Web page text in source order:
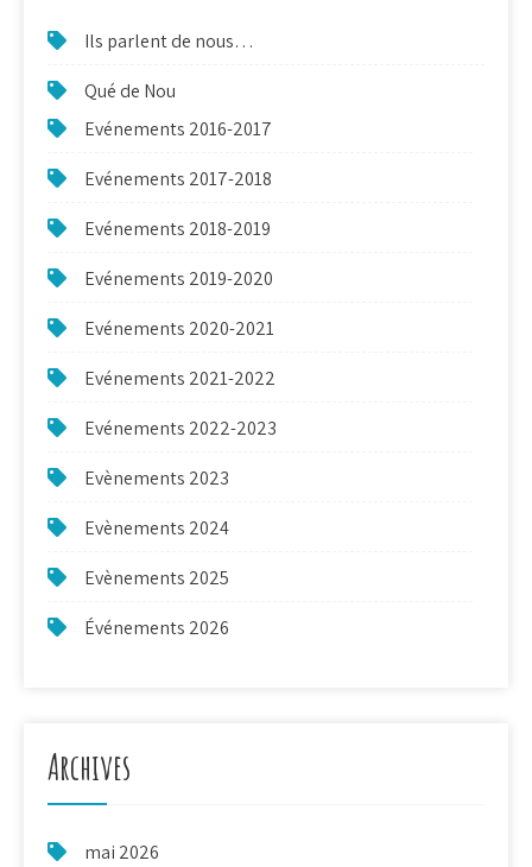
Ils parlent de nous…
Qué de Nou
Evénements 2016-2017
Evénements 2017-2018
Evénements 2018-2019
Evénements 2019-2020
Evénements 2020-2021
Evénements 2021-2022
Evénements 2022-2023
Evènements 2023
Evènements 2024
Evènements 2025
Événements 2026
Archives
mai 2026